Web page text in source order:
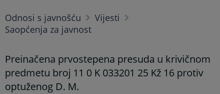
Odnosi s javnošću
Vijesti
Saopćenja za javnost
Preinačena prvostepena presuda u krivičnom
predmetu broj 11 0 K 033201 25 Kž 16 protiv
optuženog D. M.